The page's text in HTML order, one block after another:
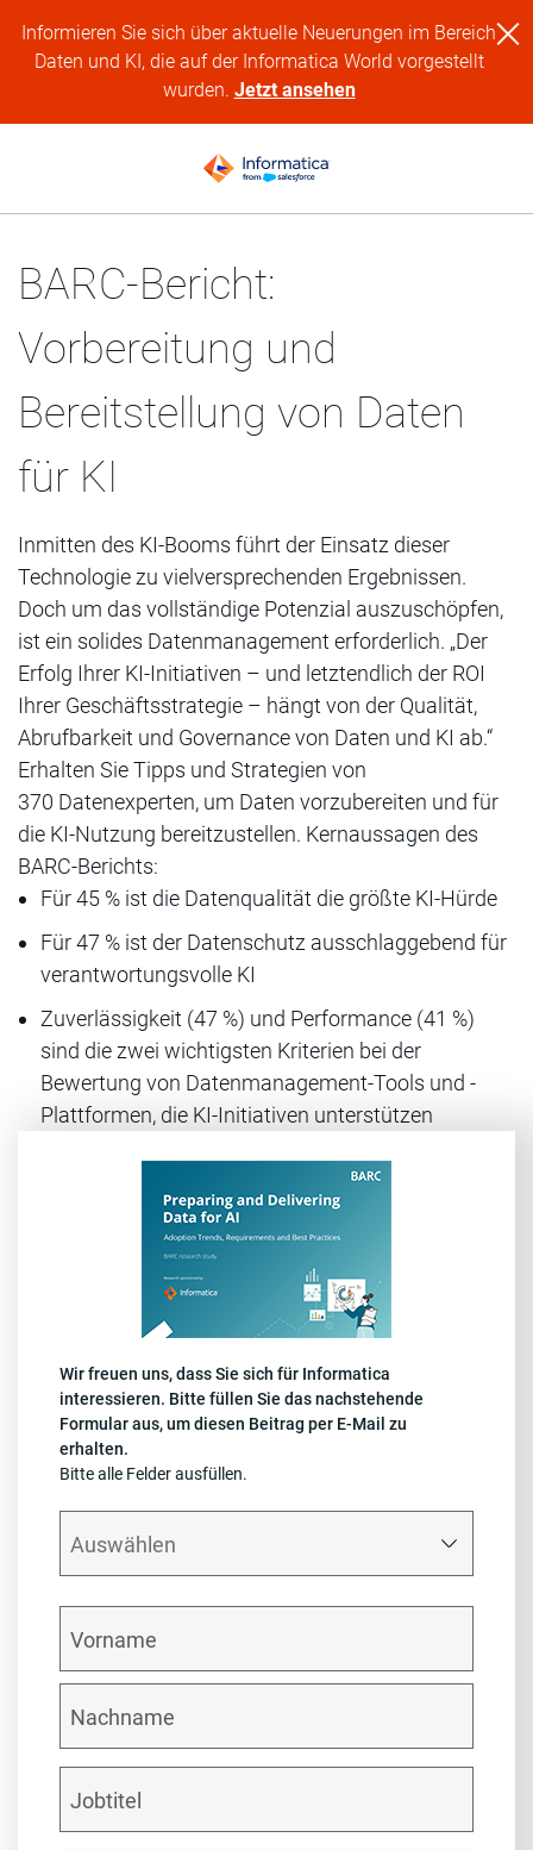
Informieren Sie sich über aktuelle Neuerungen im Bereich
Daten und KI, die auf der Informatica World vorgestellt
wurden. Jetzt ansehen
BARC-Bericht:
Vorbereitung und
Bereitstellung von Daten
für KI
Inmitten des KI-Booms führt der Einsatz dieser
Technologie zu vielversprechenden Ergebnissen.
Doch um das vollständige Potenzial auszuschöpfen,
ist ein solides Datenmanagement erforderlich. „Der
Erfolg Ihrer KI-Initiativen – und letztendlich der ROI
Ihrer Geschäftsstrategie – hängt von der Qualität,
Abrufbarkeit und Governance von Daten und KI ab.“
Erhalten Sie Tipps und Strategien von
370 Datenexperten, um Daten vorzubereiten und für
die KI-Nutzung bereitzustellen. Kernaussagen des
BARC-Berichts:
Für 45 % ist die Datenqualität die größte KI-Hürde
Für 47 % ist der Datenschutz ausschlaggebend für
verantwortungsvolle KI
Zuverlässigkeit (47 %) und Performance (41 %)
sind die zwei wichtigsten Kriterien bei der
Bewertung von Datenmanagement-Tools und -
Plattformen, die KI-Initiativen unterstützen
Wir freuen uns, dass Sie sich für Informatica
interessieren. Bitte füllen Sie das nachstehende
Formular aus, um diesen Beitrag per E-Mail zu
erhalten.
Bitte alle Felder ausfüllen.